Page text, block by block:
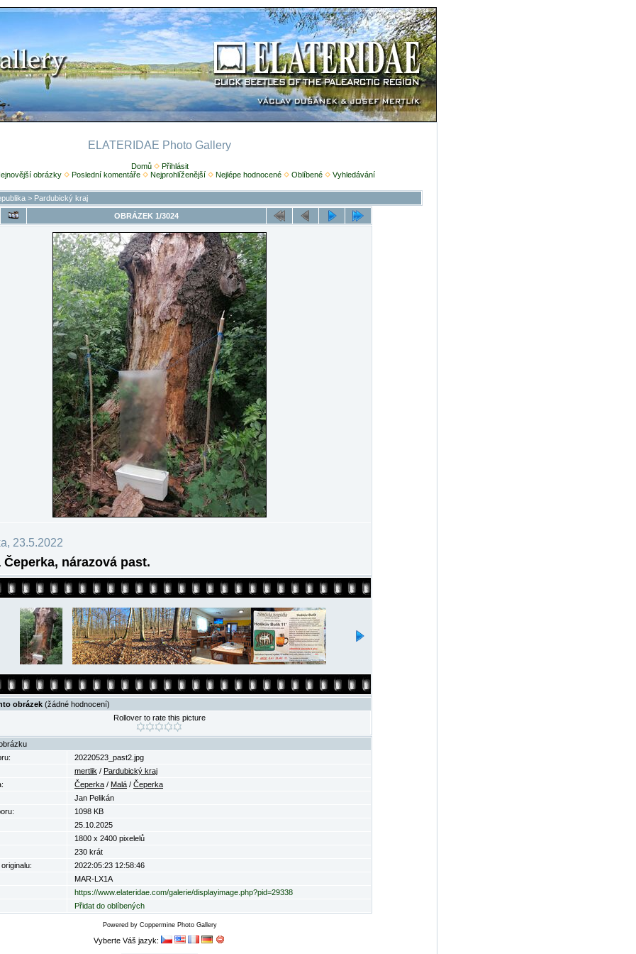
ELATERIDAE Photo Gallery
Domů
Přihlásit
obrázky Poslední komentáře Nejprohlíženější Nejlépe hodnocené Oblíbené Vyhledávání
> Pardubický kraj
OBRÁZEK 1/3024
23.5.2022
Čeperka, nárazová past.
obrázek (žádné hodnocení)
Rollover to rate this picture
20220523_past2.jpg
mertlik / Pardubický kraj
Čeperka / Malá / Čeperka
Jan Pelikán
1098 KB
25.10.2025
1800 x 2400 pixelelů
230 krát
2022:05:23 12:58:46
MAR-LX1A
https://www.elateridae.com/galerie/displayimage.php?pid=29338
Přidat do oblíbených
Powered by Coppermine Photo Gallery
Vyberte Váš jazyk: